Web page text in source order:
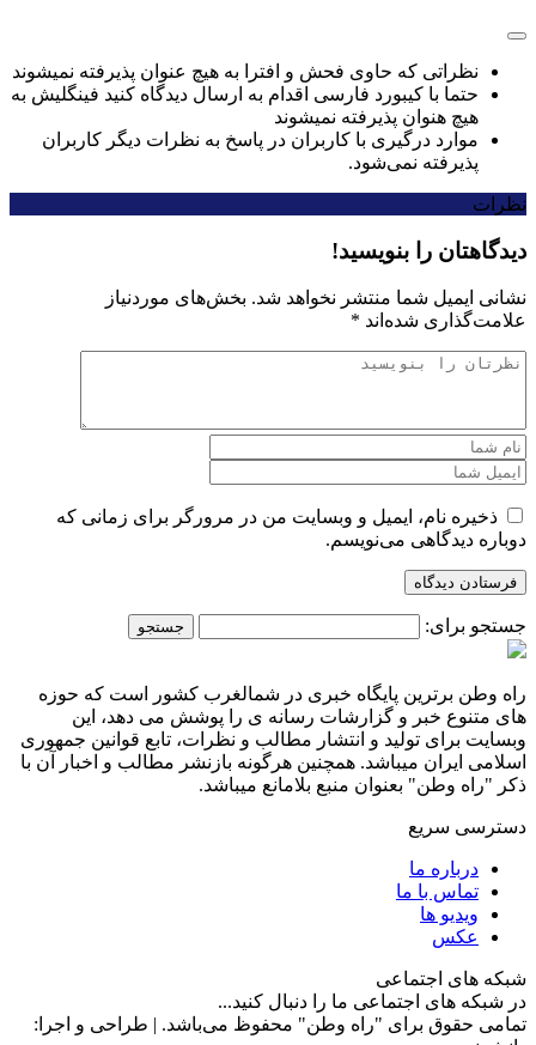
نظراتی که حاوی فحش و افترا به هیچ عنوان پذیرفته نمیشوند
حتما با کیبورد فارسی اقدام به ارسال دیدگاه کنید فینگلیش به
هیچ هنوان پذیرفته نمیشوند
موارد درگیری با کاربران در پاسخ به نظرات دیگر کاربران
پذیرفته نمی‌شود.
نظرات
دیدگاهتان را بنویسید!
نشانی ایمیل شما منتشر نخواهد شد. بخش‌های موردنیاز
علامت‌گذاری شده‌اند *
ذخیره نام، ایمیل و وبسایت من در مرورگر برای زمانی که
دوباره دیدگاهی می‌نویسم.
جستجو برای:
راه وطن برترین پایگاه خبری در شمالغرب کشور است که حوزه
های متنوع خبر و گزارشات رسانه ی را پوشش می دهد، این
وبسایت برای تولید و انتشار مطالب و نظرات، تابع قوانین جمهوری
اسلامی ایران میباشد. همچنین هرگونه بازنشر مطالب و اخبار آن با
ذکر "راه وطن" بعنوان منبع بلامانع میباشد.
دسترسی سریع
درباره ما
تماس با ما
ویدیو ها
عکس
شبکه های اجتماعی
در شبکه های اجتماعی ما را دنبال کنید...
تمامی حقوق برای "راه وطن" محفوظ می‌باشد. | طراحی و اجرا: